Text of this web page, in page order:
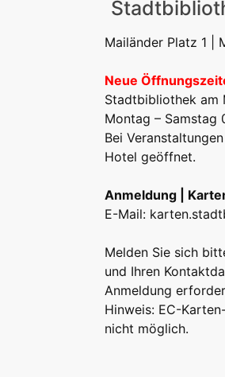
Erwachsene
Podcast
Mailänder Platz 1 |
Neue
Stadtbibliothek am
Montag – Samstag
Bei
Hotel geöffnet.
Anmeldung |
E-Mail:
Melden Sie sich
und Ihren
Anmeldung
Hinweis: EC-
nicht möglich.